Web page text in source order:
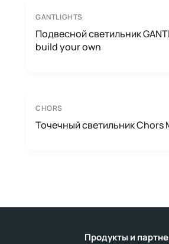
GANTLIGHTS
Подвесной светильник
build your own
CHORS
Точечный светильник Chors
Продукты и